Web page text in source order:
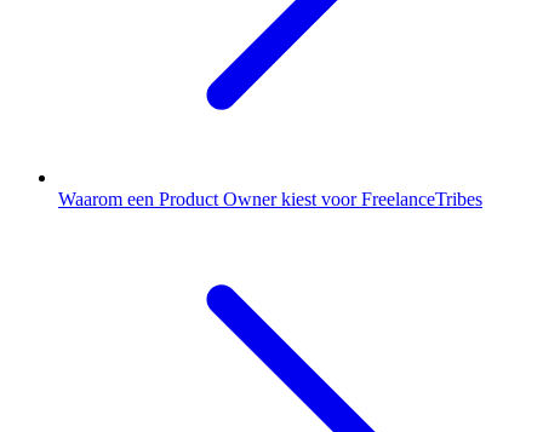
Waarom een Product Owner kiest voor FreelanceTribes